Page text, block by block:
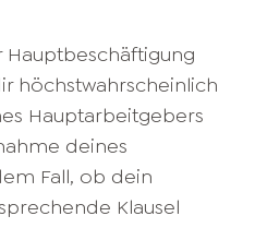
höchstwahrscheinlich
Hauptarbeitgebers
deines
Fall, ob dein
Klausel